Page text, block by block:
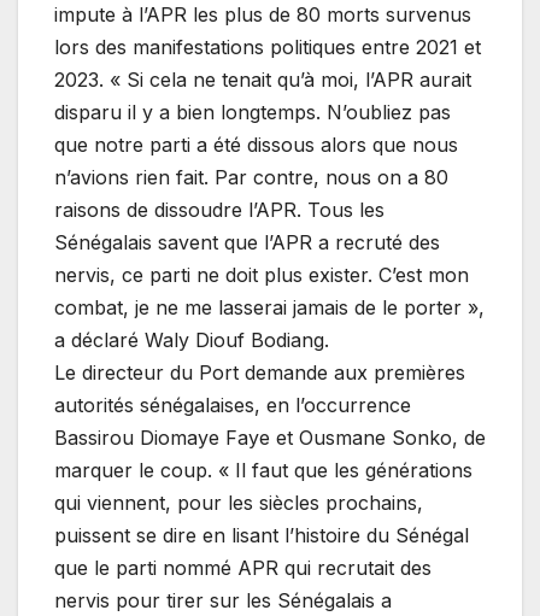
impute à l’APR les plus de 80 morts survenus
lors des manifestations politiques entre 2021 et
2023. « Si cela ne tenait qu’à moi, l’APR aurait
disparu il y a bien longtemps. N’oubliez pas
que notre parti a été dissous alors que nous
n’avions rien fait. Par contre, nous on a 80
raisons de dissoudre l’APR. Tous les
Sénégalais savent que l’APR a recruté des
nervis, ce parti ne doit plus exister. C’est mon
combat, je ne me lasserai jamais de le porter »,
a déclaré Waly Diouf Bodiang.
Le directeur du Port demande aux premières
autorités sénégalaises, en l’occurrence
Bassirou Diomaye Faye et Ousmane Sonko, de
marquer le coup. « Il faut que les générations
qui viennent, pour les siècles prochains,
puissent se dire en lisant l’histoire du Sénégal
que le parti nommé APR qui recrutait des
nervis pour tirer sur les Sénégalais a